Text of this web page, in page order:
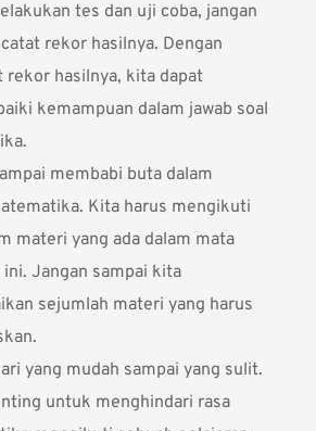
tes dan uji coba, jangan
rekor hasilnya. Dengan
rekor hasilnya, kita dapat
kemampuan dalam jawab soal
membabi buta dalam
Kita harus mengikuti
materi yang ada dalam mata
ini. Jangan sampai kita
sejumlah materi yang harus
yang mudah sampai yang sulit.
untuk menghindari rasa